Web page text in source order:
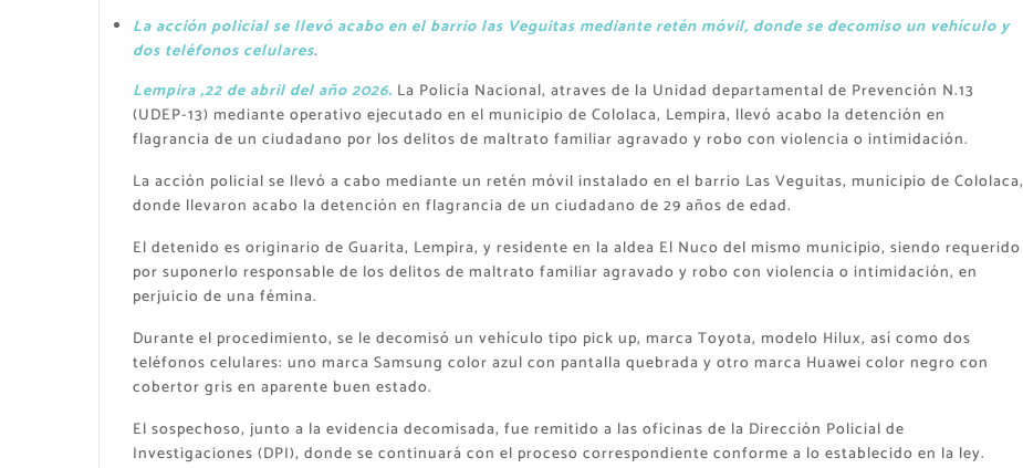
La acción policial se llevó acabo en el barrio las Veguitas mediante retén móvil, donde se decomiso un vehículo y
dos teléfonos celulares.
Lempira ,22 de abril del año 2026. La Policía Nacional, atraves de la Unidad departamental de Prevención N.13
(UDEP-13) mediante operativo ejecutado en el municipio de Cololaca, Lempira, llevó acabo la detención en
flagrancia de un ciudadano por los delitos de maltrato familiar agravado y robo con violencia o intimidación.
La acción policial se llevó a cabo mediante un retén móvil instalado en el barrio Las Veguitas, municipio de Cololaca,
donde llevaron acabo la detención en flagrancia de un ciudadano de 29 años de edad.
El detenido es originario de Guarita, Lempira, y residente en la aldea El Nuco del mismo municipio, siendo requerido
por suponerlo responsable de los delitos de maltrato familiar agravado y robo con violencia o intimidación, en
perjuicio de una fémina.
Durante el procedimiento, se le decomisó un vehículo tipo pick up, marca Toyota, modelo Hilux, así como dos
teléfonos celulares: uno marca Samsung color azul con pantalla quebrada y otro marca Huawei color negro con
cobertor gris en aparente buen estado.
El sospechoso, junto a la evidencia decomisada, fue remitido a las oficinas de la Dirección Policial de
Investigaciones (DPI), donde se continuará con el proceso correspondiente conforme a lo establecido en la ley.